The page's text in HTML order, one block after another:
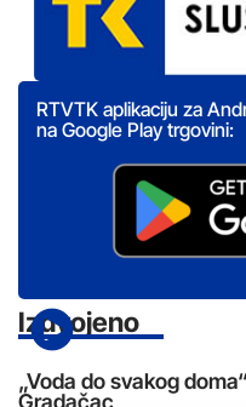
RTVTK aplikaciju za
na Google Play trgovini:
Izdvojeno
„Voda do svakog
Gradačac